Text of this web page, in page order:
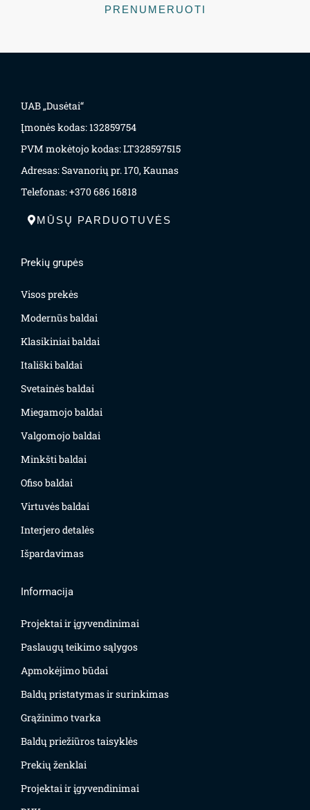
PRENUMERUOTI
UAB „Dusėtai“
Įmonės kodas: 132859754
PVM mokėtojo kodas: LT328597515
Adresas: Savanorių pr. 170, Kaunas
Telefonas: +370 686 16818
MŪSŲ PARDUOTUVĖS
Prekių grupės
Visos prekės
Modernūs baldai
Klasikiniai baldai
Itališki baldai
Svetainės baldai
Miegamojo baldai
Valgomojo baldai
Minkšti baldai
Ofiso baldai
Virtuvės baldai
Interjero detalės
Išpardavimas
Informacija
Projektai ir įgyvendinimai
Paslaugų teikimo sąlygos
Apmokėjimo būdai
Baldų pristatymas ir surinkimas
Grąžinimo tvarka
Baldų priežiūros taisyklės
Prekių ženklai
Projektai ir įgyvendinimai